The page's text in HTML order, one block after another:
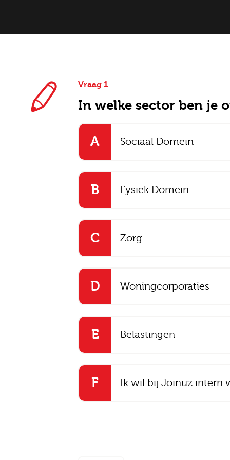
Vraag 1
In welke sector ben je
A Sociaal Domein
B Fysiek Domein
C Zorg
D Woningcorporaties
E Belastingen
F Ik wil bij Joinuz intern
E-